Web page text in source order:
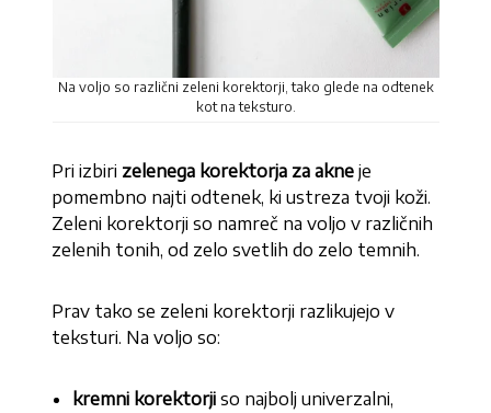
Na voljo so različni zeleni korektorji, tako glede na odtenek
kot na teksturo.
Pri izbiri zelenega korektorja za akneje
pomembno najti odtenek, ki ustreza tvoji koži.
Zeleni korektorji so namreč na voljo v različnih
zelenih tonih, od zelo svetlih do zelo temnih.
Prav tako se zeleni korektorji razlikujejo v
teksturi. Na voljo so:
kremni korektorji so najbolj univerzalni,